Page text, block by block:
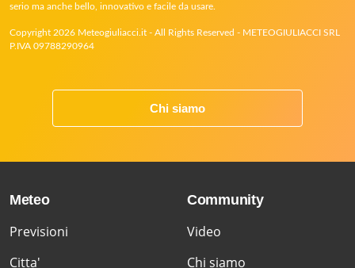
serio ma anche bello, innovativo e facile da usare.
Copyright 2026 Meteogiuliacci.it - All Rights Reserved - METEOGIULIACCI SRL
P.IVA 09788290964
Chi siamo
Meteo
Previsioni
Citta'
Community
Video
Chi siamo